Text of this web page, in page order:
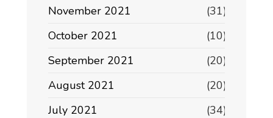
November 2021
(31)
October 2021
(10)
September 2021
(20)
August 2021
(20)
July 2021
(34)